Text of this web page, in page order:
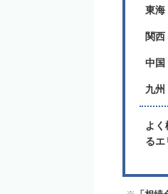
東海
関西
中国
九州
よ
るエ